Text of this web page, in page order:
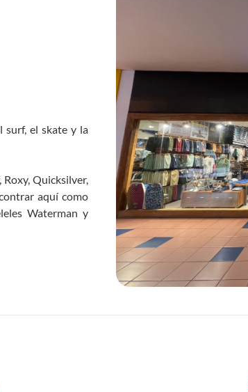
surf, el skate y la
Quicksilver,
aquí como
Waterman y